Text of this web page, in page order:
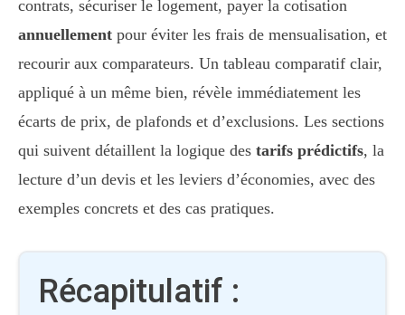
contrats, sécuriser le logement, payer la cotisation
annuellement pour éviter les frais de mensualisation, et
recourir aux comparateurs. Un tableau comparatif clair,
appliqué à un même bien, révèle immédiatement les
écarts de prix, de plafonds et d’exclusions. Les sections
qui suivent détaillent la logique des tarifs prédictifs, la
lecture d’un devis et les leviers d’économies, avec des
exemples concrets et des cas pratiques.
Récapitulatif :